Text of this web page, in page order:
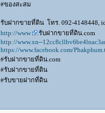
#ของสะสม
รับฝากขายที่ดิน โทร. 092-4148448,
http://www
.รับฝากขายที่ดิน.com
http://www.xn--
https://www.facebook.com/
#รับฝากขายที่ดิน.com
#รับฝากขายที่ดิน
#รับขายฝากที่ดิน